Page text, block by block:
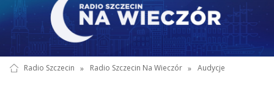
Radio Szczecin » Radio Szczecin Na Wieczór » Audycje